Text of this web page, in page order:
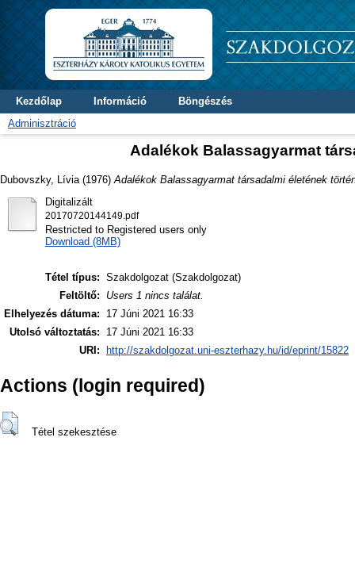
Kezdőlap Információ
Böngészés
Adminisztráció
Adalékok Balassagyarmat
Dubovszky, Lívia (1976) Adalékok Balassagyarmat társadalmi életének
Digitalizált
20170720144149.pdf
Restricted to Registered users only
Download (8MB)
Tétel típus: Szakdolgozat (Szakdolgozat)
Feltöltő:
Users 1 nincs találat.
Elhelyezés dátuma:
17 Júni 2021 16:33
Utolsó változtatás:
17 Júni 2021 16:33
URI:
http://szakdolgozat.uni-eszterhazy.hu/id/eprint/15822
Actions (login required)
Tétel szekesztése